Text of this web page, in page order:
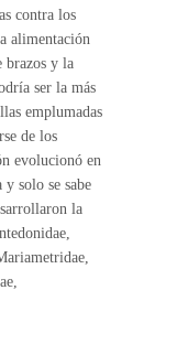
contra los
alimentación
brazos y la
ser la más
emplumadas
de los
evolucionó en
y solo se sabe
la